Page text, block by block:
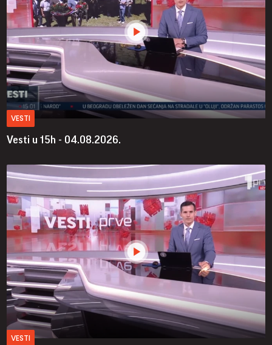
VESTI
Vesti u 15h - 04.08.2026.
VESTI